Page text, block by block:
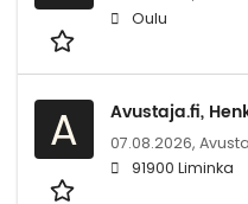
Oulu
A Avustaja.fi,
07.08.2026,
91900 Liminka